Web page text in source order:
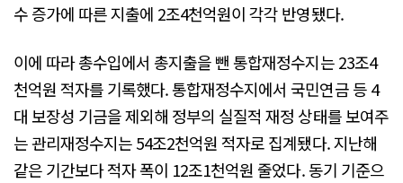
수 증가에 따른 지출에 2조4천억원이 각각 반영됐다.
이에 따라 총수입에서 총지출을 뺀 통합재정수지는 23조4
천억원 적자를 기록했다. 통합재정수지에서 국민연금 등 4
대 보장성 기금을 제외해 정부의 실질적 재정 상태를 보여주
는 관리재정수지는 54조2천억원 적자로 집계됐다. 지난해
같은 기간보다 적자 폭이 12조1천억원 줄었다. 동기 기준으